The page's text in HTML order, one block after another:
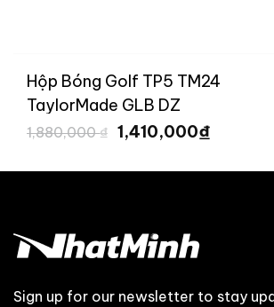
Hộp Bóng Golf TP5 TM24
TaylorMade GLB DZ
1,880,000₫ Giá
gốc
1,880,000 ₫.
1,410,000₫
là:
Sign up for our newsletter to stay